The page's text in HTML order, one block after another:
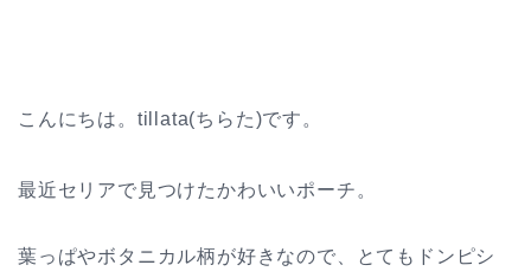
こんにちは。tillata(ちらた)です。
最近セリアで見つけたかわいいポーチ。
葉っぱやボタニカル柄が好きなので、とてもドンピシ